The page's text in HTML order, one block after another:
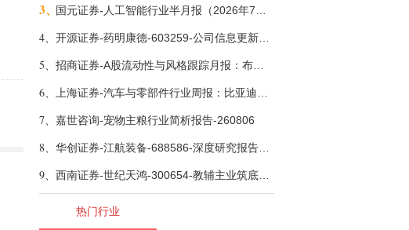
3、
4、
5、
6、
7、 嘉世咨询-宠物主粮行业简析报告-260806
8、
9、
热门行业